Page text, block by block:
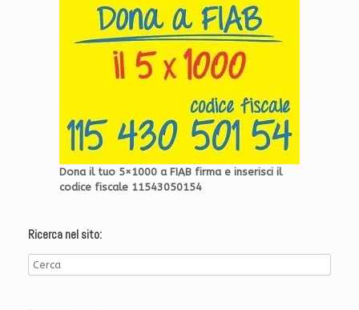
Dona il tuo 5×1000 a FIAB firma e inserisci il
codice fiscale 11543050154
Ricerca nel sito: